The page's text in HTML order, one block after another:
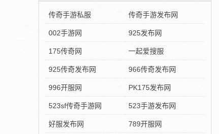
传奇手游私服 传奇手游发布网
002手游网 925发布网
175传奇网 一起爱搜服
925传奇发布网 966传奇发布网
996开服网 PK175发布网
523sf传奇手游网 523手游发布网
好服发布网 789开服网